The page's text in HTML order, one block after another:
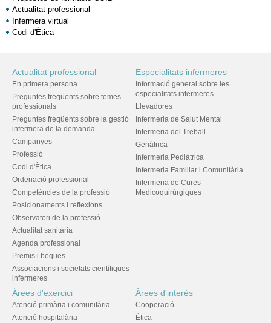
Actualitat professional
Infermera virtual
Codi d'Ètica
Actualitat professional
En primera persona
Preguntes freqüents sobre temes
professionals
Preguntes freqüents sobre la gestió
infermera de la demanda
Campanyes
Professió
Codi d'Ètica
Ordenació professional
Competències de la professió
Posicionaments i reflexions
Observatori de la professió
Actualitat sanitària
Agenda professional
Premis i beques
Associacions i societats científiques
infermeres
Especialitats infermeres
Informació general sobre les
especialitats infermeres
Llevadores
Infermeria de Salut Mental
Infermeria del Treball
Geriàtrica
Infermeria Pediàtrica
Infermeria Familiar i Comunitària
Infermeria de Cures
Medicoquirúrgiques
Àrees d'exercici
Atenció primària i comunitària
Atenció hospitalària
Àrees d'interès
Cooperació
Ètica